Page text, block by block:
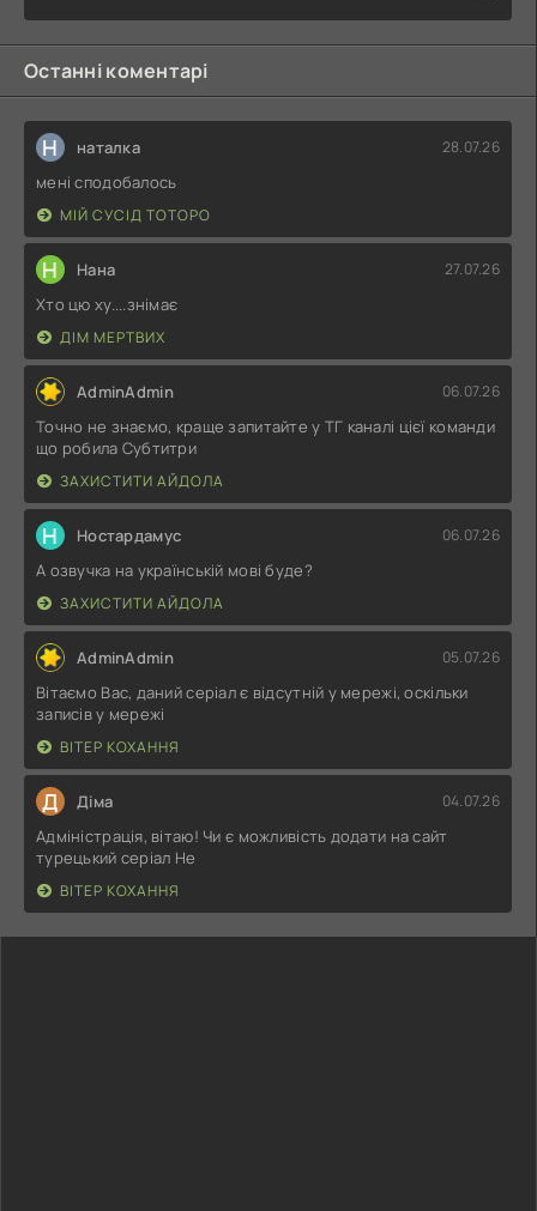
Останні коментарі
Н наталка 28.07.26
мені сподобалось
МІЙ СУСІД ТОТОРО
Н Нана 27.07.26
Хто цю ху....знімає
ДІМ МЕРТВИХ
AdminAdmin 06.07.26
Точно не знаємо, краще запитайте у ТГ каналі цієї команди
що робила Субтитри
ЗАХИСТИТИ АЙДОЛА
Н Ностардамус 06.07.26
А озвучка на українській мові буде?
ЗАХИСТИТИ АЙДОЛА
AdminAdmin 05.07.26
Вітаємо Вас, даний серіал є відсутній у мережі, оскільки
записів у мережі
ВІТЕР КОХАННЯ
Д Діма 04.07.26
Адміністрація, вітаю! Чи є можливість додати на сайт
турецький серіал Не
ВІТЕР КОХАННЯ